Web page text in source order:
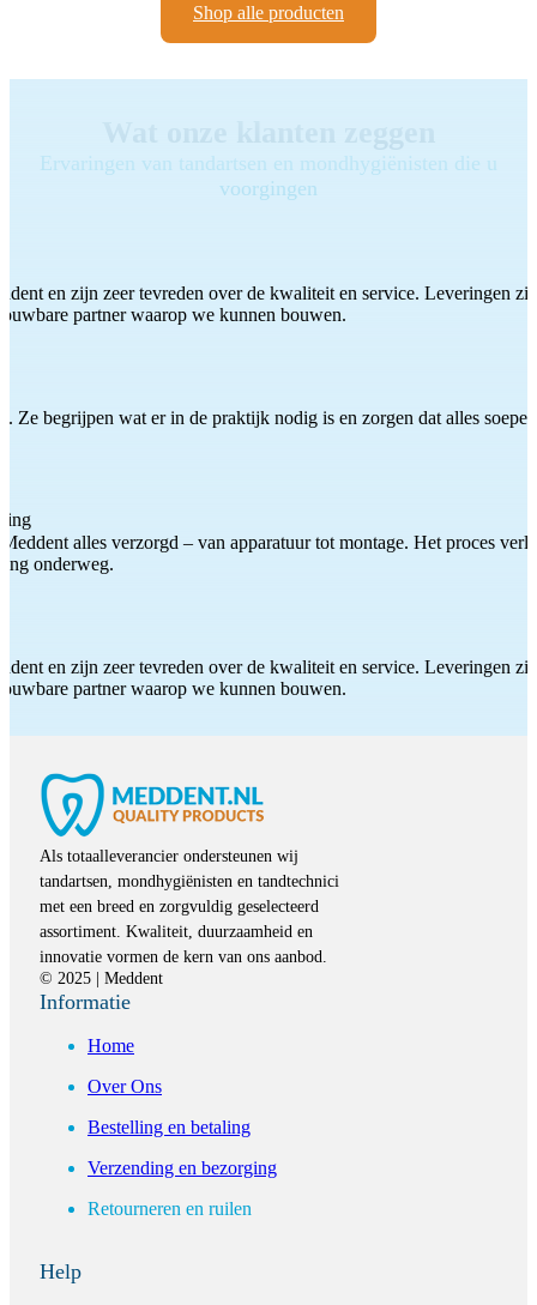
Shop alle producten
Ervaringen van tandartsen en mondhygiënisten die u
voorgingen
en zijn zeer tevreden over de kwaliteit en service. Leveringen
partner waarop we kunnen bouwen.
Ze begrijpen wat er in de praktijk nodig is en zorgen dat alles
alles verzorgd – van apparatuur tot montage. Het proces
onderweg.
en zijn zeer tevreden over de kwaliteit en service. Leveringen
partner waarop we kunnen bouwen.
Als totaalleverancier ondersteunen wij
tandartsen, mondhygiënisten en tandtechnici
met een breed en zorgvuldig geselecteerd
assortiment. Kwaliteit, duurzaamheid en
innovatie vormen de kern van ons aanbod.
© 2025 | Meddent
Informatie
Home
Over Ons
Bestelling en betaling
Verzending en bezorging
Retourneren en ruilen
Help